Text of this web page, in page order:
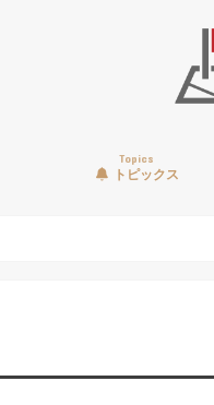
Topics
トピックス